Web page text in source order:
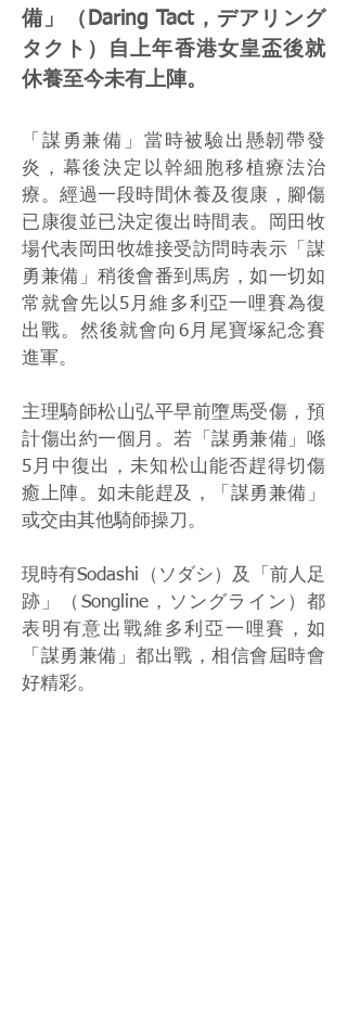
備」（Daring Tact，デアリング
タクト）自上年香港女皇盃後就
休養至今未有上陣。
「謀勇兼備」當時被驗出懸韌帶發
炎，幕後決定以幹細胞移植療法治
療。經過一段時間休養及復康，腳傷
已康復並已決定復出時間表。岡田牧
場代表岡田牧雄接受訪問時表示「謀
勇兼備」稍後會番到馬房，如一切如
常就會先以5月維多利亞一哩賽為復
出戰。然後就會向6月尾寶塚紀念賽
進軍。
主理騎師松山弘平早前墮馬受傷，預
計傷出約一個月。若「謀勇兼備」喺
5月中復出，未知松山能否趕得切傷
癒上陣。如未能趕及，「謀勇兼備」
或交由其他騎師操刀。
現時有Sodashi（ソダシ）及「前人足
跡」（Songline，ソングライン）都
表明有意出戰維多利亞一哩賽，如
「謀勇兼備」都出戰，相信會屆時會
好精彩。